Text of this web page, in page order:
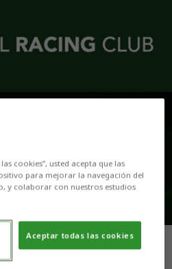
cookies”, usted acepta que las
para mejorar la navegación del
y colaborar con nuestros estudios
Aceptar todas las cookies